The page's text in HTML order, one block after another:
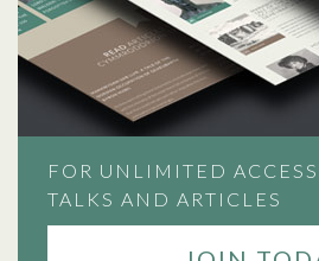
FOR UNLIMITED
TALKS AND ARTICLES